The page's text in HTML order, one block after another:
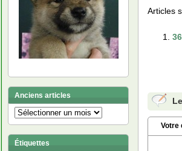
Articles
Votre
Anciens articles
Anciens
articles
Étiquettes